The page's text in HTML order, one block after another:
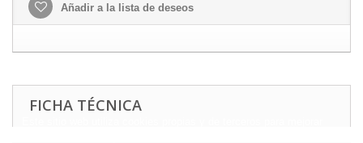
Añadir a la lista de deseos
FICHA TÉCNICA